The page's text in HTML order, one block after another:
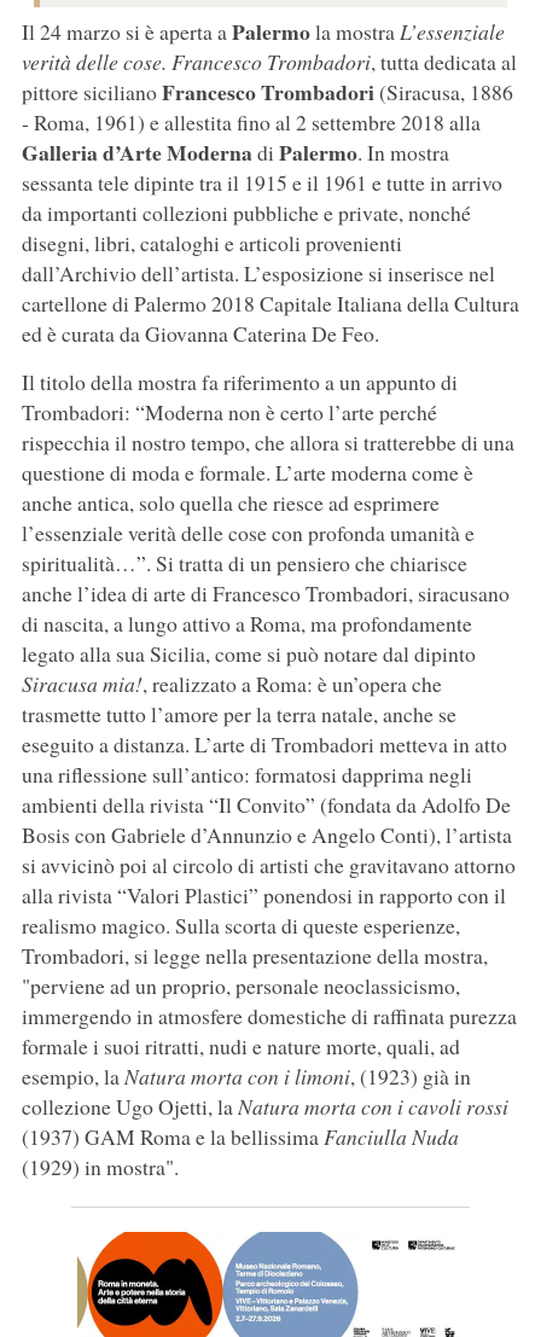
Il 24 marzo si è aperta aPalermola mostraL’essenziale
verità delle cose. Francesco Trombadori, tutta dedicata al
pittore sicilianoFrancesco Trombadori(Siracusa, 1886
- Roma, 1961) e allestita fino al 2 settembre 2018 alla
Galleria d’Arte Modernadi Palermo. In mostra
sessanta tele dipinte tra il 1915 e il 1961 e tutte in arrivo
da importanti collezioni pubbliche e private, nonché
disegni, libri, cataloghi e articoli provenienti
dall’Archivio dell’artista. L’esposizione si inserisce nel
cartellone di Palermo 2018 Capitale Italiana della Cultura
ed è curata da Giovanna Caterina De Feo.
Il titolo della mostra fa riferimento a un appunto di
Trombadori: “Moderna non è certo l’arte perché
rispecchia il nostro tempo, che allora si tratterebbe di una
questione di moda e formale. L’arte moderna come è
anche antica, solo quella che riesce ad esprimere
l’essenziale verità delle cose con profonda umanità e
spiritualità…”. Si tratta di un pensiero che chiarisce
anche l’idea di arte di Francesco Trombadori, siracusano
di nascita, a lungo attivo a Roma, ma profondamente
legato alla sua Sicilia, come si può notare dal dipinto
Siracusa mia!, realizzato a Roma: è un’opera che
trasmette tutto l’amore per la terra natale, anche se
eseguito a distanza. L’arte di Trombadori metteva in atto
una riflessione sull’antico: formatosi dapprima negli
ambienti della rivista “Il Convito” (fondata da Adolfo De
Bosis con Gabriele d’Annunzio e Angelo Conti), l’artista
si avvicinò poi al circolo di artisti che gravitavano attorno
alla rivista “Valori Plastici” ponendosi in rapporto con il
realismo magico. Sulla scorta di queste esperienze,
Trombadori, si legge nella presentazione della mostra,
"perviene ad un proprio, personale neoclassicismo,
immergendo in atmosfere domestiche di raffinata purezza
formale i suoi ritratti, nudi e nature morte, quali, ad
esempio, laNatura morta con i limoni, (1923) già in
collezione Ugo Ojetti, laNatura morta con i cavoli rossi
(1937) GAM Roma e la bellissimaFanciulla Nuda
(1929) in mostra".